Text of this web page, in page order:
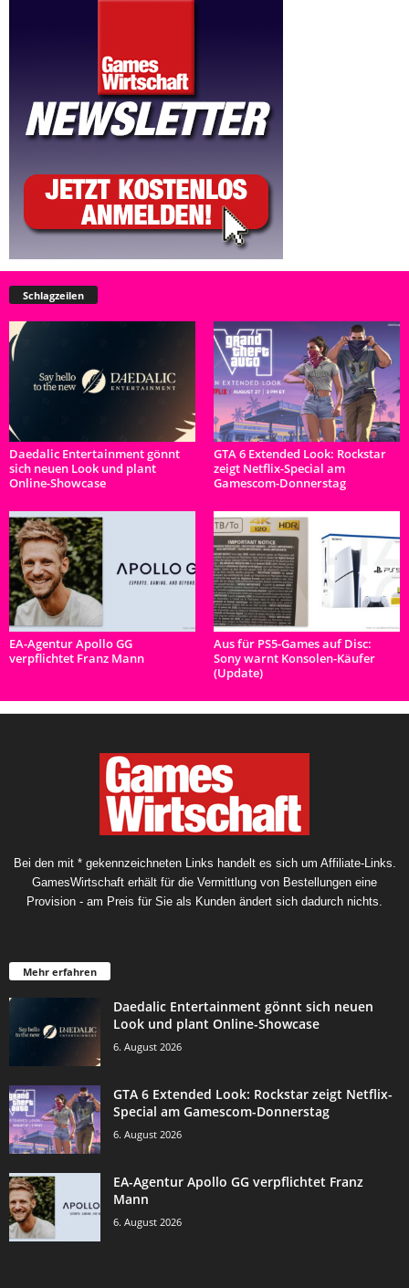
Schlagzeilen
Daedalic Entertainment gönnt
sich neuen Look und plant
Online-Showcase
GTA 6 Extended Look: Rockstar
zeigt Netflix-Special am
Gamescom-Donnerstag
EA-Agentur Apollo GG
verpflichtet Franz Mann
Aus für PS5-Games auf Disc:
Sony warnt Konsolen-Käufer
(Update)
Bei den mit * gekennzeichneten Links handelt es sich um Affiliate-Links.
GamesWirtschaft erhält für die Vermittlung von Bestellungen eine
Provision - am Preis für Sie als Kunden ändert sich dadurch nichts.
Mehr erfahren
Daedalic Entertainment gönnt sich neuen
Look und plant Online-Showcase
6. August 2026
GTA 6 Extended Look: Rockstar zeigt Netflix-
Special am Gamescom-Donnerstag
6. August 2026
EA-Agentur Apollo GG verpflichtet Franz
Mann
6. August 2026